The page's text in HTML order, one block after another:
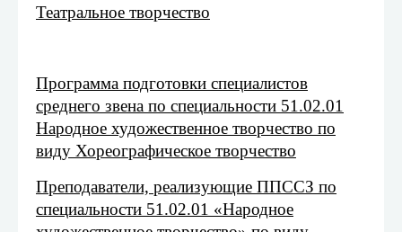
Театральное творчество
Программа подготовки специалистов
среднего звена по специальности 51.02.01
Народное художественное творчество по
виду Хореографическое творчество
Преподаватели, реализующие ППССЗ по
специальности 51.02.01 «Народное